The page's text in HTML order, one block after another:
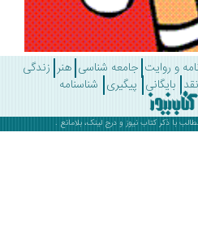
جامعه شناسی هنر زندگی
پیگیری شناسنامه
کتاب نیوز و درج لینک، بلامانع .